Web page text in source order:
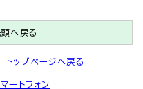
へ戻る
トップページへ戻る
ートフォン